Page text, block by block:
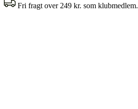
Fri fragt over 249 kr. som klubmedlem.